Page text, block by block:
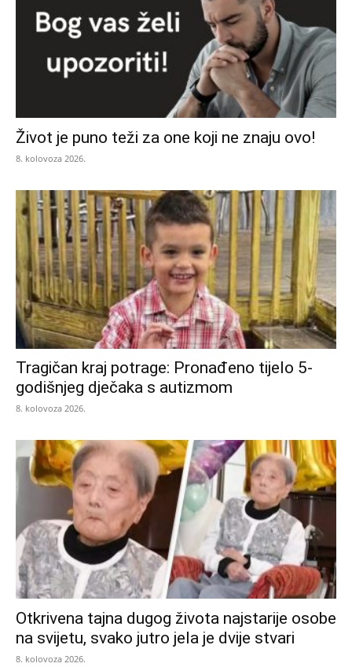
Život je puno teži za one koji ne znaju ovo!
8. kolovoza 2026.
Tragičan kraj potrage: Pronađeno tijelo 5-
godišnjeg dječaka s autizmom
8. kolovoza 2026.
Otkrivena tajna dugog života najstarije osobe
na svijetu, svako jutro jela je dvije stvari
8. kolovoza 2026.